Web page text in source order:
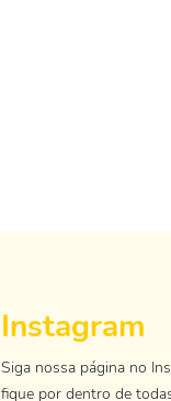
Instagram
Siga nossa página no
fique por dentro de